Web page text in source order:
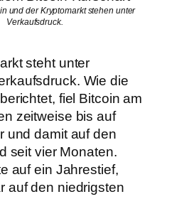
und der Kryptomarkt stehen unter
Verkaufsdruck.
steht unter
Wie die
berichtet, fiel Bitcoin am
zeitweise bis auf
und damit auf den
seit vier Monaten.
auf ein Jahrestief,
auf den niedrigsten